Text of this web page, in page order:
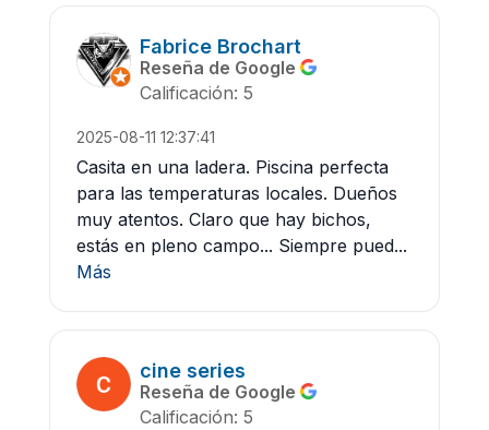
Fabrice Brochart
Reseña de Google
Calificación: 5
2025-08-11 12:37:41
Casita en una ladera. Piscina perfecta
para las temperaturas locales. Dueños
muy atentos. Claro que hay bichos,
estás en pleno campo... Siempre pued...
Más
cine series
Reseña de Google
Calificación: 5